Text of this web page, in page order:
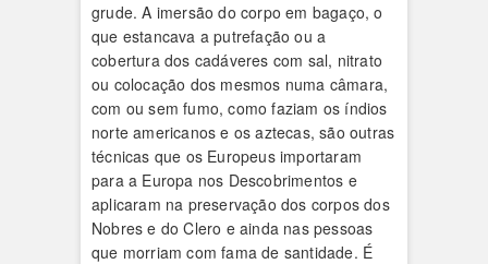
grude. A imersão do corpo em bagaço, o
que estancava a putrefação ou a
cobertura dos cadáveres com sal, nitrato
ou colocação dos mesmos numa câmara,
com ou sem fumo, como faziam os índios
norte americanos e os aztecas, são outras
técnicas que os Europeus importaram
para a Europa nos Descobrimentos e
aplicaram na preservação dos corpos dos
Nobres e do Clero e ainda nas pessoas
que morriam com fama de santidade. É